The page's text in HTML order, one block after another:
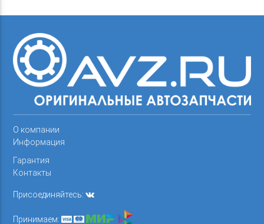
О компании
Информация
Гарантия
Контакты
Присоединяйтесь:
Принимаем: